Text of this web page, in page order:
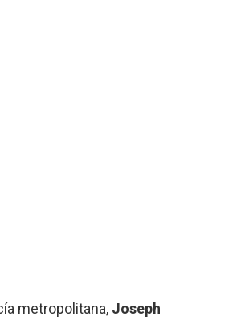
metropolitana, Joseph